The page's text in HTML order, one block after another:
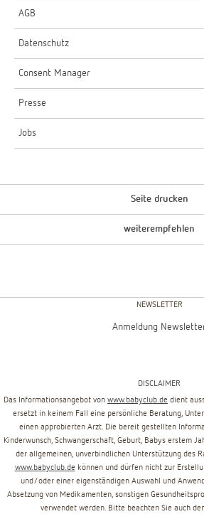
AGB
Datenschutz
Consent Manager
Presse
Jobs
Seite drucken
weiterempfehlen
NEWSLETTER
Anmeldung
DISCLAIMER
Das Informationsangebot von www.babyclub.de dient
ersetzt in keinem Fall eine persönliche Beratung,
einen approbierten Arzt. Die bereit gestellten
Kinderwunsch, Schwangerschaft, Geburt, Babys erstem
der allgemeinen, unverbindlichen Unterstützung des
www.babyclub.de können und dürfen nicht zur
und/oder einer eigenständigen Auswahl und
Absetzung von Medikamenten, sonstigen
verwendet werden. Bitte beachten Sie auch